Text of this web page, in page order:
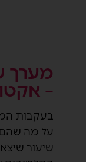
מערך
–
בעקבות
על מה שהם
שיעור